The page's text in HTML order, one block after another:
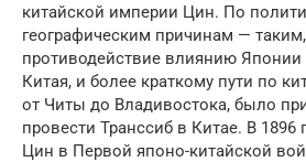
китайской империи Цин. По
географическим причинам —
противодействие влиянию Японии
Китая, и более краткому пути по
от Читы до Владивостока, было
провести Транссиб в Китае. В 1896
Цин в Первой японо-китайской